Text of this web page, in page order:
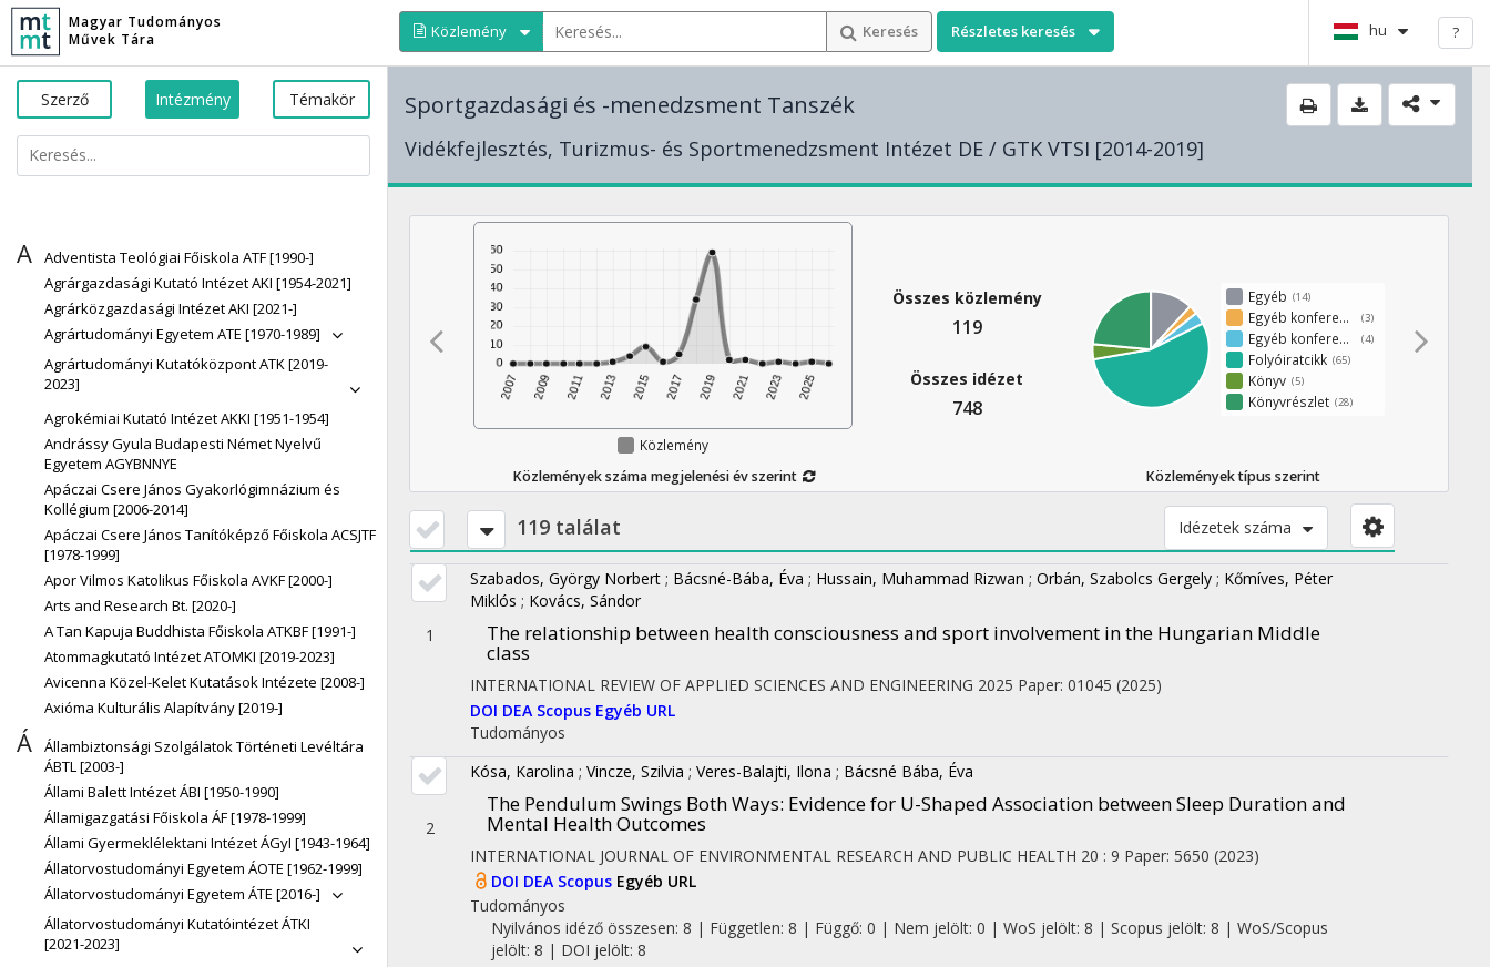
Magyar Tudományos
Művek Tára
Közlemény Keresés Részletes keresés hu ?
Szerző Intézmény Témakör
A
Adventista Teológiai Főiskola ATF [1990-]
Agrárgazdasági Kutató Intézet AKI [1954-2021]
Agrárközgazdasági Intézet AKI [2021-]
Agrártudományi Egyetem ATE [1970-1989]
Agrártudományi Kutatóközpont ATK [2019-
2023]
Agrokémiai Kutató Intézet AKKI [1951-1954]
Andrássy Gyula Budapesti Német Nyelvű
Egyetem AGYBNNYE
Apáczai Csere János Gyakorlógimnázium és
Kollégium [2006-2014]
Apáczai Csere János Tanítóképző Főiskola ACSJTF
[1978-1999]
Apor Vilmos Katolikus Főiskola AVKF [2000-]
Arts and Research Bt. [2020-]
A Tan Kapuja Buddhista Főiskola ATKBF [1991-]
Atommagkutató Intézet ATOMKI [2019-2023]
Avicenna Közel-Kelet Kutatások Intézete [2008-]
Axióma Kulturális Alapítvány [2019-]
Á
Állambiztonsági Szolgálatok Történeti Levéltára
ÁBTL [2003-]
Állami Balett Intézet ÁBI [1950-1990]
Államigazgatási Főiskola ÁF [1978-1999]
Állami Gyermeklélektani Intézet ÁGyI [1943-1964]
Állatorvostudományi Egyetem ÁOTE [1962-1999]
Állatorvostudományi Egyetem ÁTE [2016-]
Állatorvostudományi Kutatóintézet ÁTKI
[2021-2023]
Sportgazdasági és -menedzsment Tanszék
Vidékfejlesztés, Turizmus- és Sportmenedzsment Intézet DE / GTK VTSI [2014-2019]
Közlemény
Közlemények száma megjelenési év szerint
Összes közlemény
119
Összes idézet
748
Egyéb (14)
Egyéb konferenciakötet (3)
Egyéb konferenciaközlemény (4)
Folyóiratcikk (65)
Könyv (5)
Könyvrészlet (28)
Közlemények típus szerint
119 találat Idézetek száma
1
Szabados, György Norbert ; Bácsné-Bába, Éva ; Hussain, Muhammad Rizwan ; Orbán, Szabolcs Gergely ; Kőmíves, Péter
Miklós ; Kovács, Sándor
The relationship between health consciousness and sport involvement in the Hungarian Middle
class
INTERNATIONAL REVIEW OF APPLIED SCIENCES AND ENGINEERING 2025 Paper: 01045 (2025)
DOI DEA Scopus Egyéb URL
Tudományos
2
Kósa, Karolina ; Vincze, Szilvia ; Veres-Balajti, Ilona ; Bácsné Bába, Éva
The Pendulum Swings Both Ways: Evidence for U-Shaped Association between Sleep Duration and
Mental Health Outcomes
INTERNATIONAL JOURNAL OF ENVIRONMENTAL RESEARCH AND PUBLIC HEALTH 20 : 9 Paper: 5650 (2023)
DOI DEA Scopus Egyéb URL
Tudományos
Nyilvános idéző összesen: 8 | Független: 8 | Függő: 0 | Nem jelölt: 0 | WoS jelölt: 8 | Scopus jelölt: 8 | WoS/Scopus
jelölt: 8 | DOI jelölt: 8